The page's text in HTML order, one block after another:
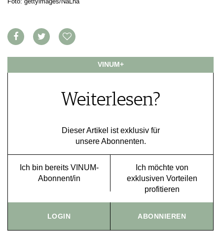
MEDIATHEK
APPS
VIDEOS
ABO
WEINSUCHE
WINE TRADE CLUB
JOBS
VINUM+
Weiterlesen?
Dieser Artikel ist exklusiv für
unsere Abonnenten.
Ich bin bereits VINUM-
Abonnent/in
Ich möchte von
exklusiven Vorteilen
profitieren
LOGIN ABONNIEREN